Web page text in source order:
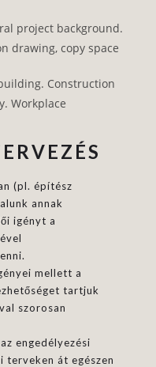
(pl. építész
annak
igényt a
mellett a
tartjuk
szorosan
engedélyezési
át egészen